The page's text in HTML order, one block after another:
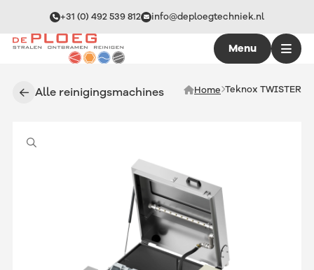
+31 (0) 492 539 812 info@deploegtechniek.nl
Menu
Alle reinigingsmachines Home Teknox TWISTER